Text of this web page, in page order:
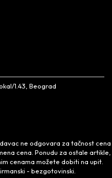
1.43, Beograd
ne odgovara za tačnost cena
cena. Ponudu za ostale artikle,
cenama možete dobiti na upit.
- bezgotovinski.